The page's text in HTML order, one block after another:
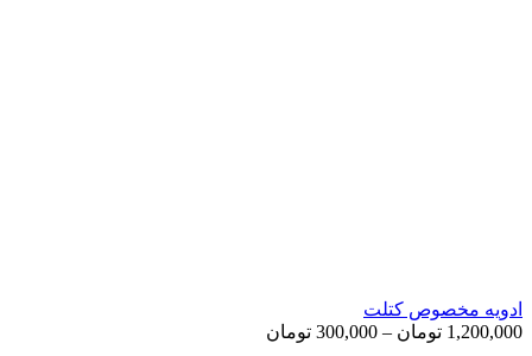
ادویه مخصوص کتلت
1,200,000 تومان –
300,000 تومان